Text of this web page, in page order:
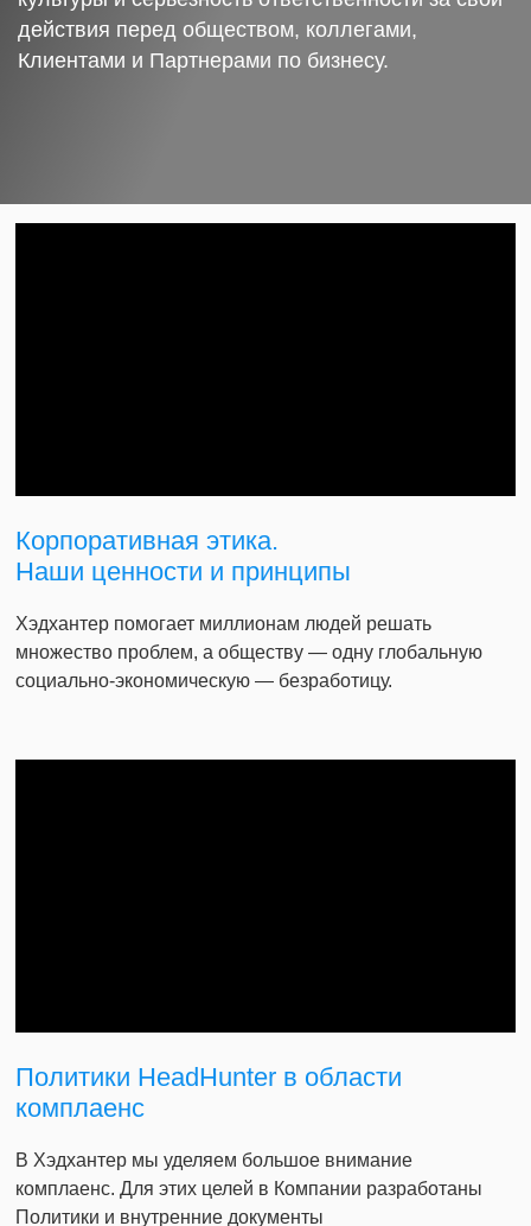
действия перед обществом, коллегами,
Клиентами и Партнерами по бизнесу.
Корпоративная этика.
Наши ценности и принципы
Хэдхантер помогает миллионам людей решать
множество проблем, а обществу — одну глобальную
социально-экономическую — безработицу.
Политики HeadHunter в области
комплаенс
В Хэдхантер мы уделяем большое внимание
комплаенс. Для этих целей в Компании разработаны
Политики и внутренние документы